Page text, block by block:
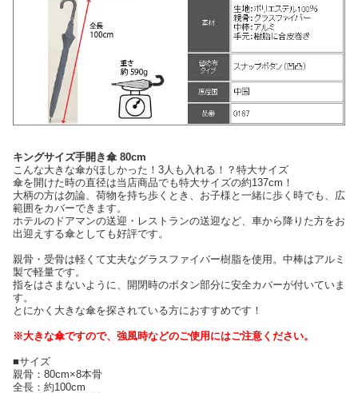
キングサイズ手開き傘 80cm
こんな大きな傘がほしかった！3人も入れる！？特大サイズ
傘を開けた時の直径は当店商品でも特大サイズの約137cm！
大柄の方は勿論、荷物を持ち歩くとき、お子様と一緒に歩く時でも、広
範囲をカバーできます。
ホテルのドアマンの送迎・レストランの送迎など、車から降りた方をお
出迎えする傘としても好評です。
親骨・受骨は軽くて丈夫なグラスファイバー樹脂を使用。中棒はアルミ
製で軽量です。
指をはさまないように、開閉時のボタン部分に安全カバーが付いていま
す。
とにかく大きな傘を探されている方におすすめです！
※大きな傘ですので、強風時などのご使用にはご注意ください。
■サイズ
親骨：80cm×8本骨
全長：約100cm